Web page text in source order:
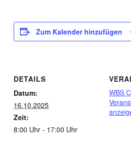
Zum Kalender hinzufügen
DETAILS
Datum:
16.10.2025
Zeit:
8:00 Uhr - 17:00 Uhr
WBS